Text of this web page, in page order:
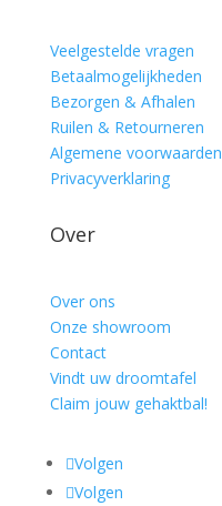
Veelgestelde vragen
Betaalmogelijkheden
Bezorgen & Afhalen
Ruilen & Retourneren
Algemene voorwaarden
Privacyverklaring
Over
Over ons
Onze showroom
Contact
Vindt uw droomtafel
Claim jouw gehaktbal!
Volgen
Volgen